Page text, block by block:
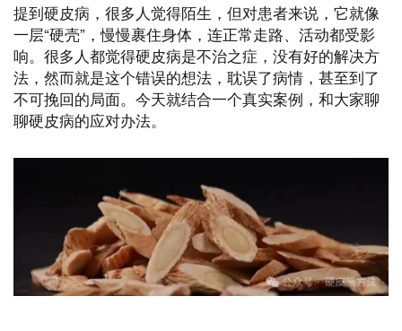
提到硬皮病 ，很多人觉得陌生，但对患者来说，它就像
一层“硬壳”，慢慢裹住身体，连正常走路、活动都受影
响。很多人都觉得硬皮病是不治之症，没有好的解决方
法，然而就是这个错误的想法，耽误了病情，甚至到了
不可挽回的局面。今天就结合一个真实案例，和大家聊
聊硬皮病的应对办法。